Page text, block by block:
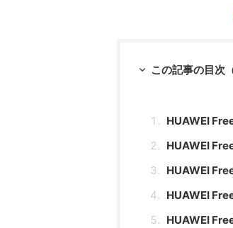
この記事の目次
HUAWEI
HUAWEI
HUAWEI
HUAWEI
HUAWEI